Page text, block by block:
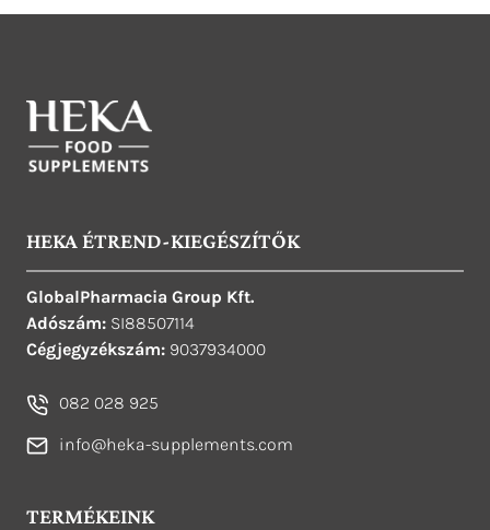
HEKA ÉTREND-KIEGÉSZÍTŐK
GlobalPharmacia Group Kft.
Adószám: SI88507114
Cégjegyzékszám: 9037934000
082 028 925
info@heka-supplements.com
TERMÉKEINK